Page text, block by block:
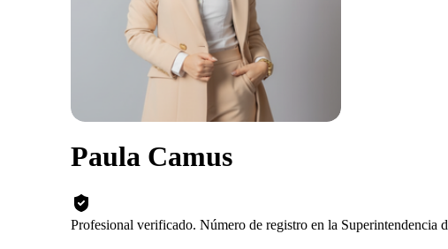
Paula Camus
Profesional verificado. Número de registro en la Superintendencia